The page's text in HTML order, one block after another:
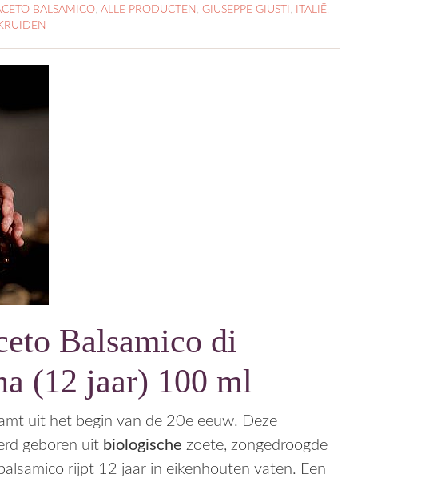
BALSAMICO,ALLE PRODUCTEN ,GIUSEPPE GIUSTI , ITALIË,
Balsamico di
(12 jaar) 100 ml
uit het begin van de 20e eeuw. Deze
geboren uit biologische zoete, zongedroogde
rijpt 12 jaar in eikenhouten vaten. Een